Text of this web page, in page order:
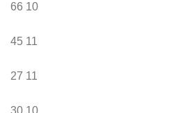
66 10
45 11
27 11